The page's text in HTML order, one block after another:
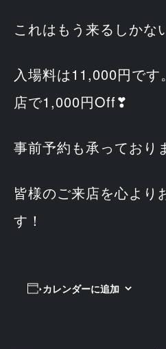
これはもう来るしかな
入場料は11,000円で
店で1,000円Off❣
事前予約も承っており
皆様のご来店を心より
す！
カレンダーに追加